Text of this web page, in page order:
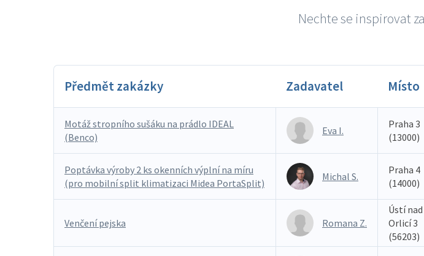
Nechte se inspirovat
Předmět zakázky Zadavatel Místo
Motáž stropního sušáku na prádlo IDEAL
(Benco)
Eva I.
Praha 3
(13000)
Poptávka výroby 2 ks okenních výplní na míru
(pro mobilní split klimatizaci Midea PortaSplit)
Michal S.
Praha 4
(14000)
Venčení pejska Romana Z.
Ústí nad
Orlicí 3
(56203)